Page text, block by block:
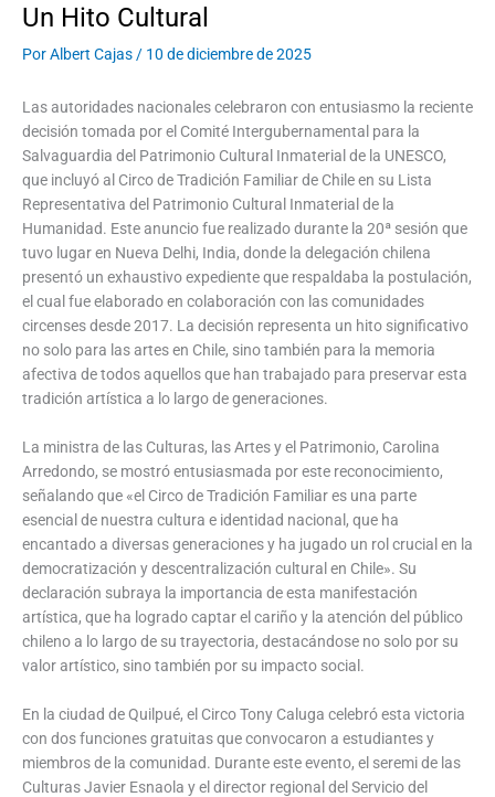
Un Hito Cultural
PorAlbert Cajas / 10 de diciembre de 2025
Las autoridades nacionales celebraron con entusiasmo la reciente
decisión tomada por el Comité Intergubernamental para la
Salvaguardia del Patrimonio Cultural Inmaterial de la UNESCO,
que incluyó al Circo de Tradición Familiar de Chile en su Lista
Representativa del Patrimonio Cultural Inmaterial de la
Humanidad. Este anuncio fue realizado durante la 20ª sesión que
tuvo lugar en Nueva Delhi, India, donde la delegación chilena
presentó un exhaustivo expediente que respaldaba la postulación,
el cual fue elaborado en colaboración con las comunidades
circenses desde 2017. La decisión representa un hito significativo
no solo para las artes en Chile, sino también para la memoria
afectiva de todos aquellos que han trabajado para preservar esta
tradición artística a lo largo de generaciones.
La ministra de las Culturas, las Artes y el Patrimonio, Carolina
Arredondo, se mostró entusiasmada por este reconocimiento,
señalando que «el Circo de Tradición Familiar es una parte
esencial de nuestra cultura e identidad nacional, que ha
encantado a diversas generaciones y ha jugado un rol crucial en la
democratización y descentralización cultural en Chile». Su
declaración subraya la importancia de esta manifestación
artística, que ha logrado captar el cariño y la atención del público
chileno a lo largo de su trayectoria, destacándose no solo por su
valor artístico, sino también por su impacto social.
En la ciudad de Quilpué, el Circo Tony Caluga celebró esta victoria
con dos funciones gratuitas que convocaron a estudiantes y
miembros de la comunidad. Durante este evento, el seremi de las
Culturas Javier Esnaola y el director regional del Servicio del